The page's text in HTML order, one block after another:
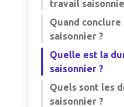
travail
Quand
saisonnier ?
Quelle est la
saisonnier ?
Quels sont les
saisonnier ?